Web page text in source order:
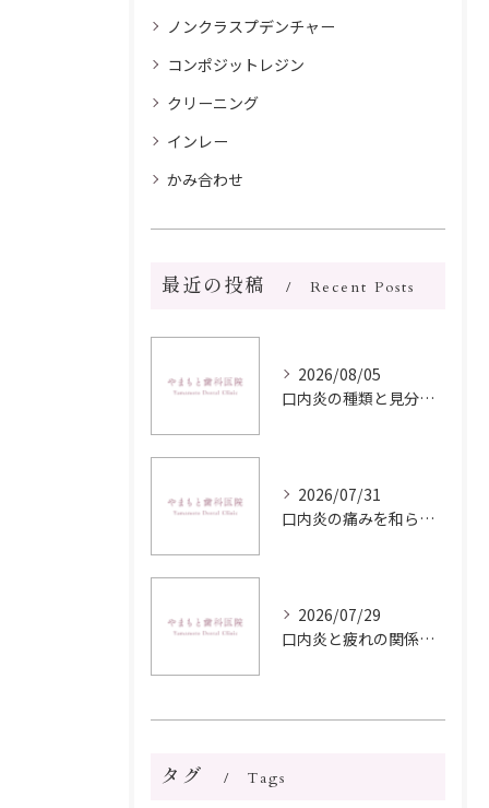
ノンクラスプデンチャー
コンポジットレジン
クリーニング
インレー
かみ合わせ
最近の投稿 Recent Posts
2026/08/05
口内炎の種類と見分け方を写真や症状からわかりやすく解説
2026/07/31
口内炎の痛みを和らげる食べ物選びと栄養バランス実践ガイド
2026/07/29
口内炎と疲れの関係を解明し早期改善と再発防止につなげる実践ガイド
タグ Tags